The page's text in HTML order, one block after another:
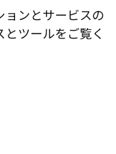
ョンとサービスの
ツールをご覧く